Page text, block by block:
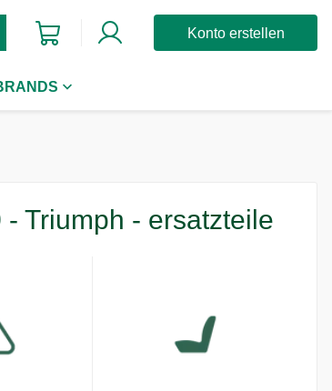
Konto erstellen
Triumph - ersatzteile